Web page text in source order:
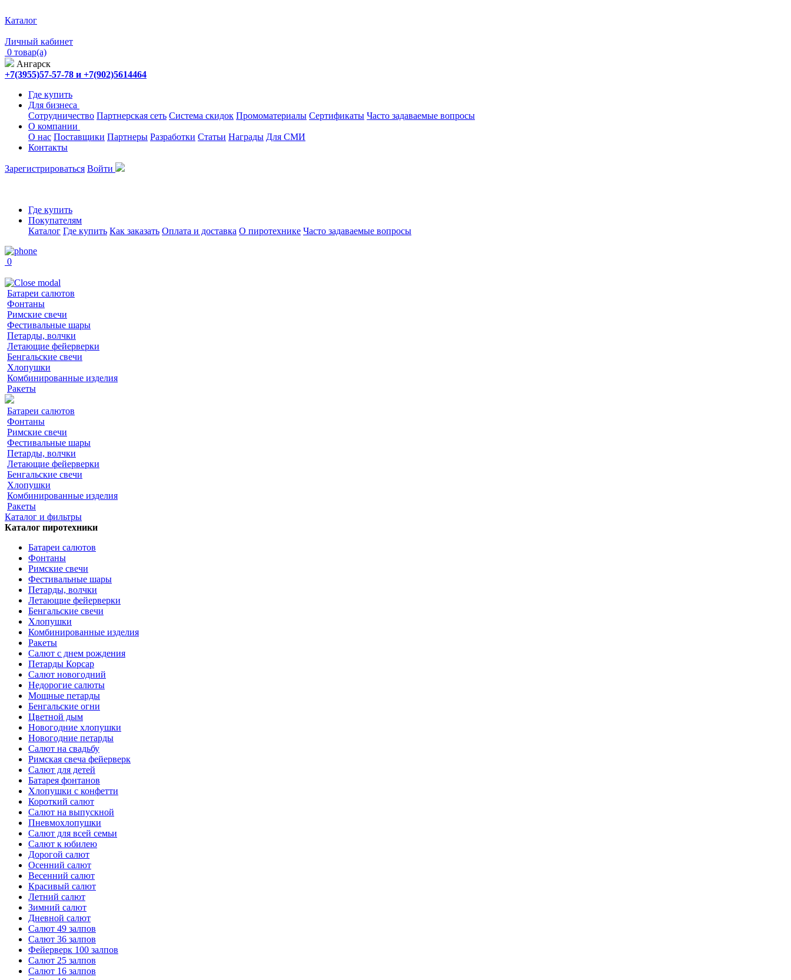
Каталог
Личный кабинет
0 товар(а)
Ангарск
+7(3955)57-57-78 и +7(902)5614464
Где купить
Для бизнеса
Сотрудничество Партнерская сеть Система скидок Промоматериалы Сертификаты Часто задаваемые вопросы
О компании
О нас Поставщики Партнеры Разработки Статьи Награды Для СМИ
Контакты
Зарегистрироваться Войти
Где купить
Покупателям
Каталог Где купить Как заказать Оплата и доставка О пиротехнике Часто задаваемые вопросы
0
Батареи салютов
Фонтаны
Римские свечи
Фестивальные шары
Петарды, волчки
Летающие фейерверки
Бенгальские свечи
Хлопушки
Комбинированные изделия
Ракеты
Батареи салютов
Фонтаны
Римские свечи
Фестивальные шары
Петарды, волчки
Летающие фейерверки
Бенгальские свечи
Хлопушки
Комбинированные изделия
Ракеты
Каталог и фильтры
Каталог пиротехники
Батареи салютов
Фонтаны
Римские свечи
Фестивальные шары
Петарды, волчки
Летающие фейерверки
Бенгальские свечи
Хлопушки
Комбинированные изделия
Ракеты
Салют с днем рождения
Петарды Корсар
Салют новогодний
Недорогие салюты
Мощные петарды
Бенгальские огни
Цветной дым
Новогодние хлопушки
Новогодние петарды
Салют на свадьбу
Римская свеча фейерверк
Салют для детей
Батарея фонтанов
Хлопушки с конфетти
Короткий салют
Салют на выпускной
Пневмохлопушки
Салют для всей семьи
Салют к юбилею
Дорогой салют
Осенний салют
Весенний салют
Красивый салют
Летний салют
Зимний салют
Дневной салют
Салют 49 залпов
Салют 36 залпов
Фейерверк 100 залпов
Салют 25 залпов
Салют 16 залпов